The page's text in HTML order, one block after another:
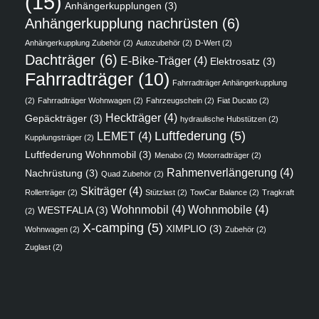
Anhängerkupplungen (3)
Anhängerkupplung nachrüsten (6)
Anhängerkupplung Zubehör (2) Autozubehör (2) D-Wert (2)
Dachträger (6) E-Bike-Träger (4) Elektrosatz (3)
Fahrradträger (10) Fahrradträger Anhängerkupplung
(2) Fahrradträger Wohnwagen (2) Fahrzeugschein (2) Fiat Ducato (2)
Gepäckträger (3) Heckträger (4) hydraulische Hubstützen (2)
Kupplungsträger (2) LEMET (4) Luftfederung (5)
Luftfederung Wohnmobil (3) Menabo (2) Motorradträger (2)
Nachrüstung (3) Quad Zubehör (2) Rahmenverlängerung (4)
Rollerträger (2) Skiträger (4) Stützlast (2) TowCar Balance (2) Tragkraft
(2) WESTFALIA(3) Wohnmobil (4) Wohnmobile (4)
Wohnwagen (2) X-camping (5) XIMPLIO (3) Zubehör (2)
Zuglast (2)